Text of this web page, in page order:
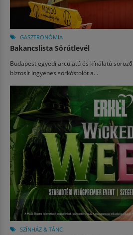
GASZTRONÓMIA
Bakancslista Sörútlevél
Budapest egyedi arculatú és kínálatú
biztosít ingyenes sörkóstolót a...
SZÍNHÁZ & TÁNC